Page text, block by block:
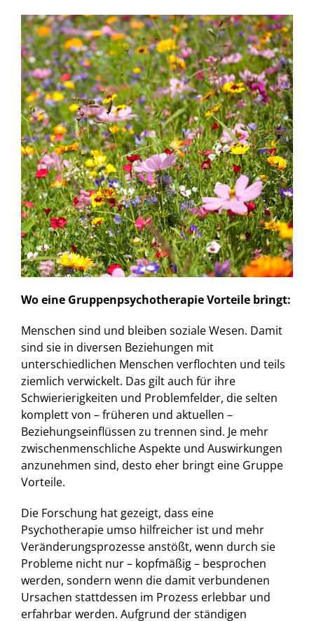
Wo eine Gruppenpsychotherapie Vorteile bringt:
Menschen sind und bleiben soziale Wesen. Damit
sind sie in diversen Beziehungen mit
unterschiedlichen Menschen verflochten und teils
ziemlich verwickelt. Das gilt auch für ihre
Schwierierigkeiten und Problemfelder, die selten
komplett von – früheren und aktuellen –
Beziehungseinflüssen zu trennen sind. Je mehr
zwischenmenschliche Aspekte und Auswirkungen
anzunehmen sind, desto eher bringt eine Gruppe
Vorteile.
Die Forschung hat gezeigt, dass eine
Psychotherapie umso hilfreicher ist und mehr
Veränderungsprozesse anstößt, wenn durch sie
Probleme nicht nur – kopfmäßig – besprochen
werden, sondern wenn die damit verbundenen
Ursachen stattdessen im Prozess erlebbar und
erfahrbar werden. Aufgrund der ständigen